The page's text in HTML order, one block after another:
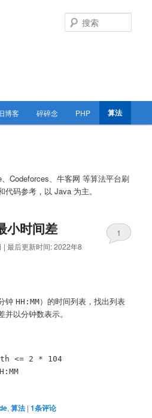
索
博客 碎碎念 PHP 算法
Codeforces、牛客网 等算法平台刷
码参考，以 Java 为主。
小时间差
|最后更新时间:2022年8
1
钟HH:MM）的时间列表，找出列表
以分钟数表示。
<= 2 * 104
,算法 |1条评论